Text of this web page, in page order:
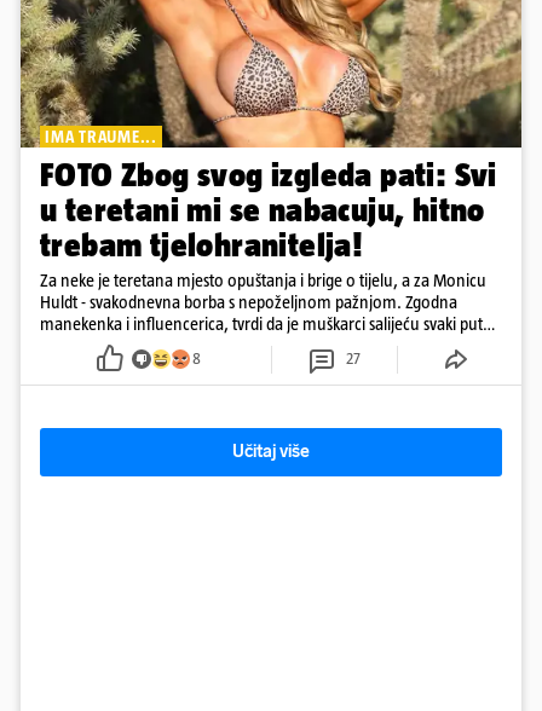
IMA TRAUME...
FOTO Zbog svog izgleda pati: Svi
u teretani mi se nabacuju, hitno
trebam tjelohranitelja!
Za neke je teretana mjesto opuštanja i brige o tijelu, a za Monicu
Huldt - svakodnevna borba s nepoželjnom pažnjom. Zgodna
manekenka i influencerica, tvrdi da je muškarci salijeću svaki put
kad dođe na trening
8 27
Učitaj više